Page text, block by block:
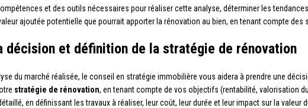
et des outils nécessaires pour réaliser cette analyse, déterminer les
ajoutée potentielle que pourrait apporter la rénovation au bien, en tenant compte
décision et définition de la stratégie de rénovation
du marché réalisée, le conseil en stratégie immobilière vous aidera à prendre une
stratégie de rénovation, en tenant compte de vos objectifs (rentabilité, valorisation
en définissant les travaux à réaliser, leur coût, leur durée et leur impact sur la valeur